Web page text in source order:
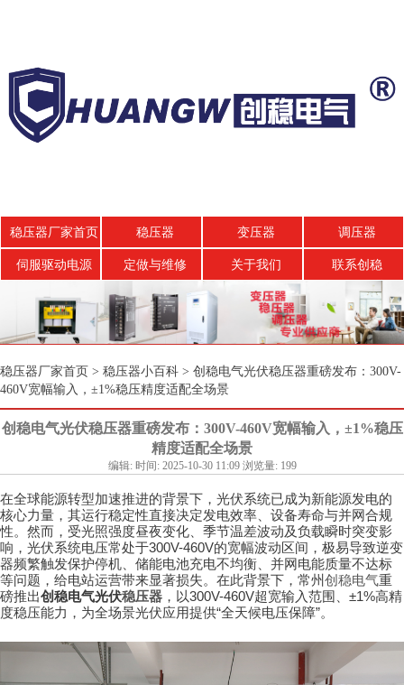
稳压器厂家首页 稳压器 变压器 调压器
伺服驱动电源 定做与维修 关于我们 联系创稳
稳压器厂家首页 > 稳压器小百科 > 创稳电气光伏稳压器重磅发布：300V-
460V宽幅输入，±1%稳压精度适配全场景
创稳电气光伏稳压器重磅发布：300V-460V宽幅输入，±1%稳压
精度适配全场景
编辑: 时间: 2025-10-30 11:09 浏览量: 199
在全球能源转型加速推进的背景下，光伏系统已成为新能源发电的
核心力量，其运行稳定性直接决定发电效率、设备寿命与并网合规
性。然而，受光照强度昼夜变化、季节温差波动及负载瞬时突变影
响，光伏系统电压常处于300V-460V的宽幅波动区间，极易导致逆变
器频繁触发保护停机、储能电池充电不均衡、并网电能质量不达标
等问题，给电站运营带来显著损失。在此背景下，常州创稳电气重
磅推出创稳电气光伏稳压器 ，以300V-460V超宽输入范围、 ±1%高精
度稳压能力，为全场景光伏应用提供“全天候电压保障”。